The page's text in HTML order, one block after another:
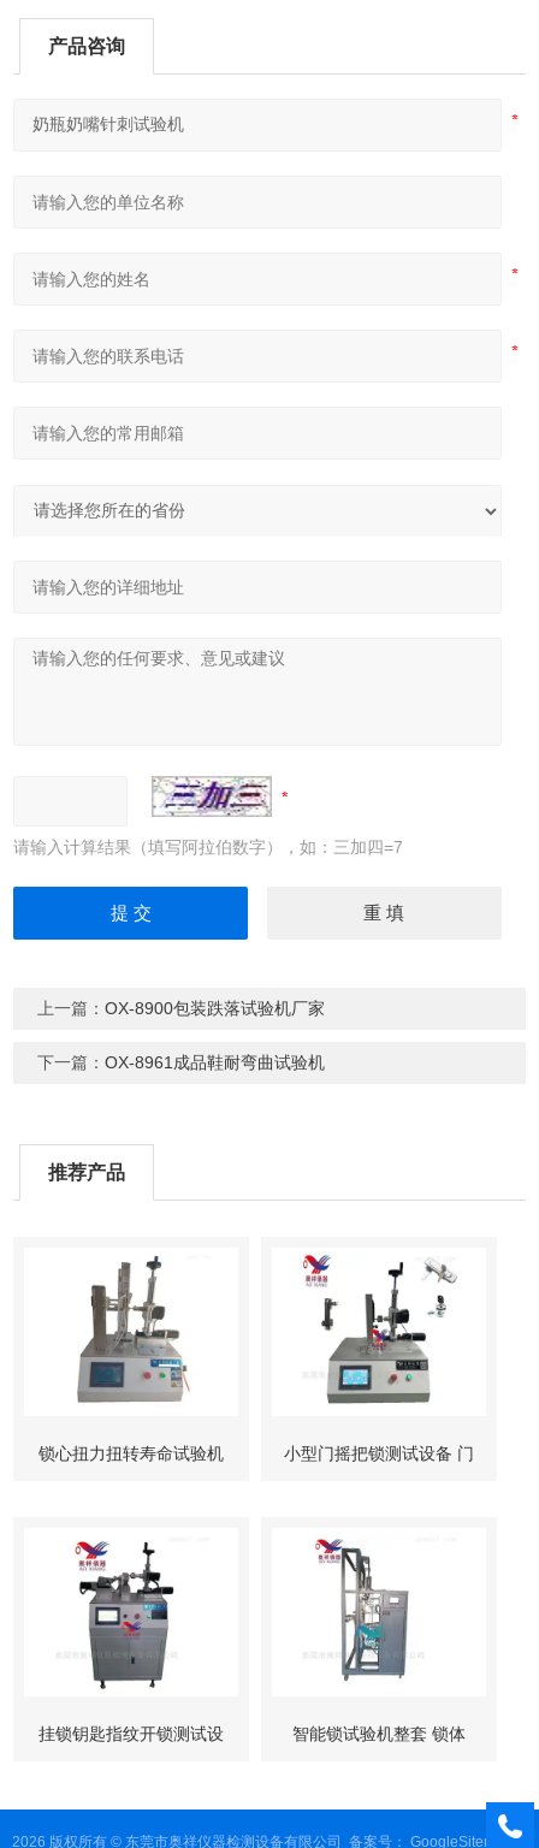
产品咨询
请输入计算结果（填写阿拉伯数字），如：三加四=7
上一篇：OX-8900包装跌落试验机厂家
下一篇：OX-8961成品鞋耐弯曲试验机
推荐产品
锁心扭力扭转寿命试验机 小型门摇把锁测试设备 门
挂锁钥匙指纹开锁测试设 智能锁试验机整套 锁体
2026 版权所有 © 东莞市奥祥仪器检测设备有限公司 备案号： GoogleSitemap管